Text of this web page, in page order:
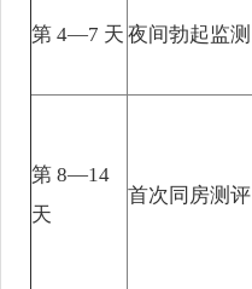
第 4—7 天 夜间勃起监测
第 8—14
天
首次同房测评